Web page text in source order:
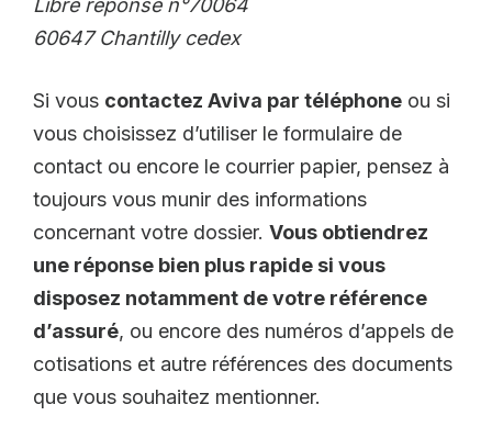
60647 Chantilly cedex
Si vous contactez Aviva par téléphone ou si
vous choisissez d’utiliser le formulaire de
contact ou encore le courrier papier, pensez à
toujours vous munir des informations
concernant votre dossier. Vous obtiendrez
une réponse bien plus rapide si vous
disposez notamment de votre référence
d’assuré, ou encore des numéros d’appels de
cotisations et autre références des documents
que vous souhaitez mentionner.